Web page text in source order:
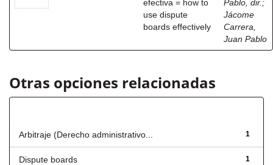
efectiva = how to
use dispute
boards effectively
Pablo, dir. ;
Jácome
Carrera,
Juan Pablo
Otras opciones relacionadas
1
Arbitraje (Derecho administrativo...
1
Dispute boards